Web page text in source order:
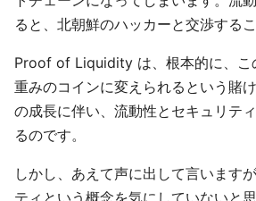
ると、北朝鮮のハッカーと交渉する
Proof of Liquidity は、根本的に、こ
重みのコインに変えられるという賭
の成長に伴い、流動性とセキュリテ
るのです。
しかし、あえて声に出して言います